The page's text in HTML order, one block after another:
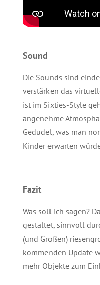
Sound
Die Sounds sind
verstärken das
ist im Sixties-Style
angenehme
Gedudel, was man
Kinder erwarten
Fazit
Was soll ich sagen?
gestaltet, sinnvoll
(und Großen)
kommenden Update
mehr Objekte zum